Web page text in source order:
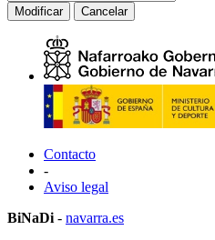
Modificar Cancelar
Contacto
-
Aviso legal
BiNaDi - navarra.es